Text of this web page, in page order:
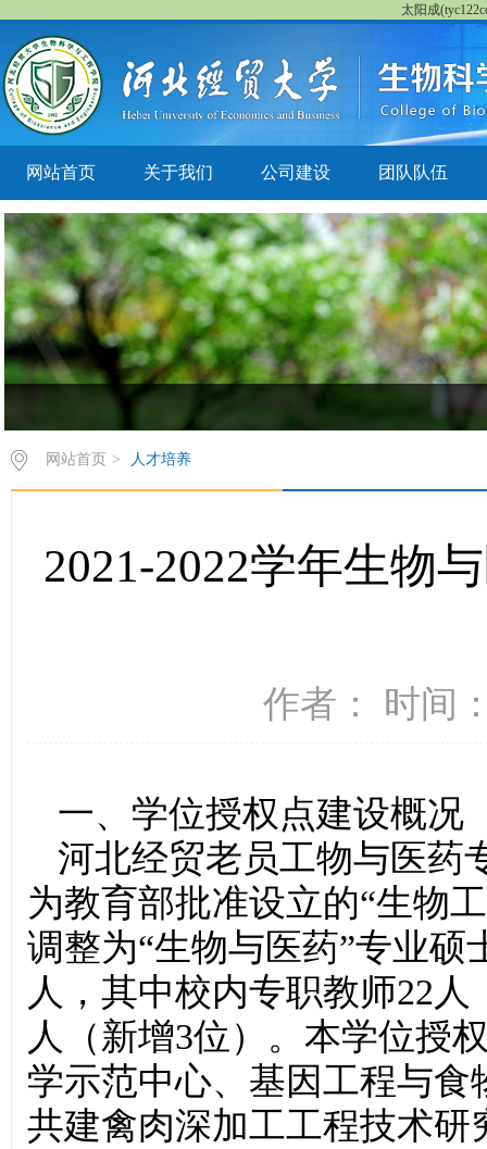
太阳成
网站首页 关于我们 公司建设 团队队伍
网站首页 > 人才培养
2021-2022学年生物
作者： 时间
一、学位授权点建设概况
河北经贸老员工物与医药
为教育部批准设立的“生物
调整为“生物与医药”专业
人，其中校内专职教师22
人（新增3位）。本学位授
学示范中心、基因工程与
共建禽肉深加工工程技术